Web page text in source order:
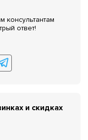
консультантам
ответ!
и скидках